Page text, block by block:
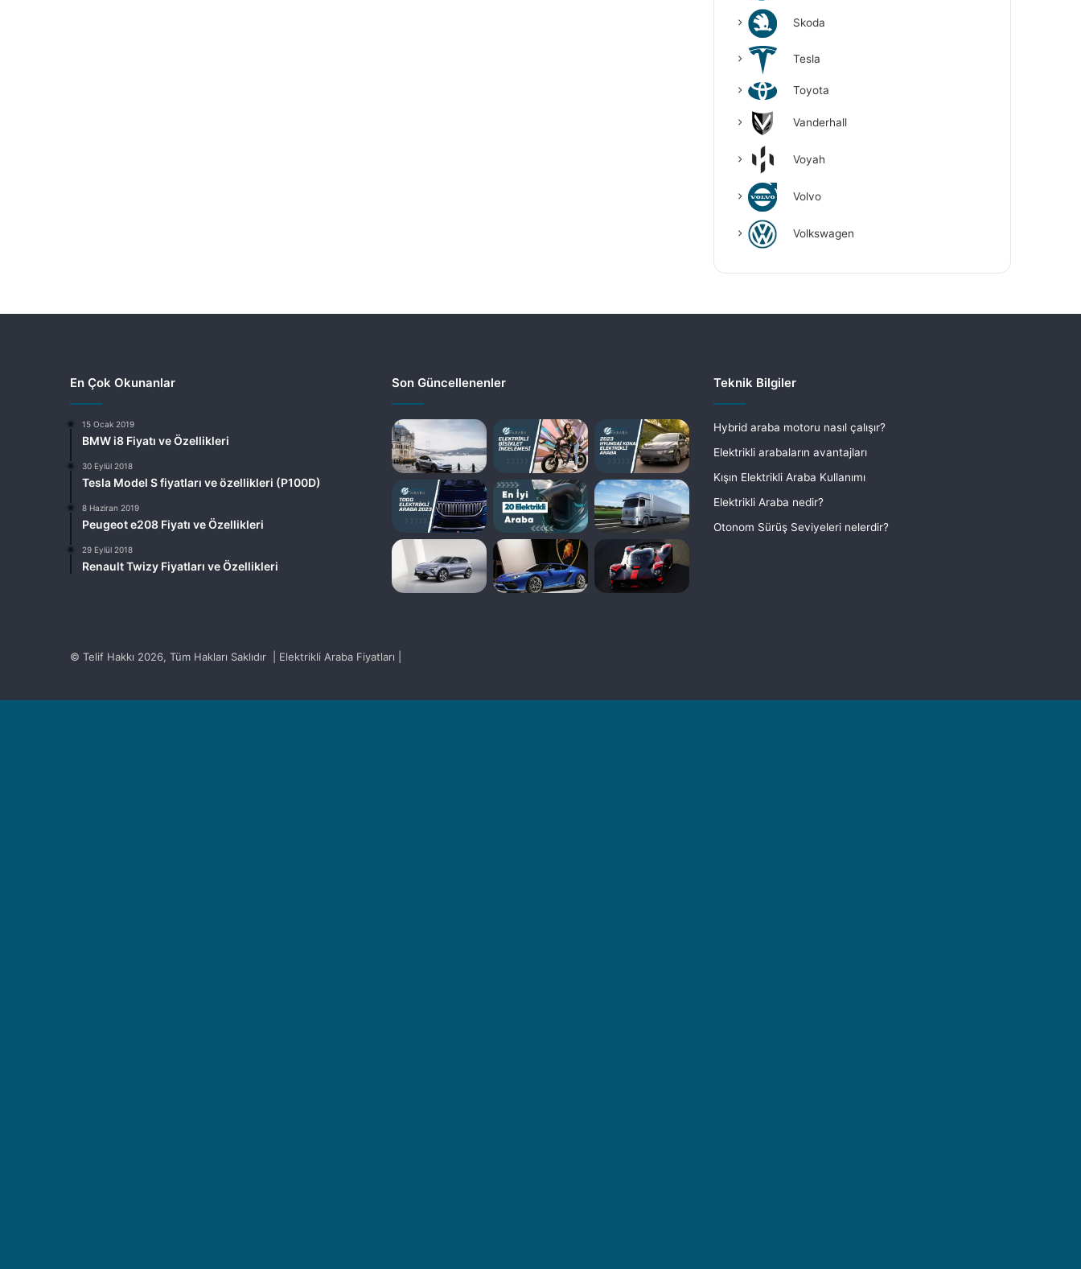
Skoda
Tesla
Toyota
Vanderhall
Voyah
Volvo
Volkswagen
En Çok Okunanlar
15 Ocak 2019
BMW i8 Fiyatı ve Özellikleri
30 Eylül 2018
Tesla Model S fiyatları ve özellikleri (P100D)
8 Haziran 2019
Peugeot e208 Fiyatı ve Özellikleri
29 Eylül 2018
Renault Twizy Fiyatları ve Özellikleri
Son Güncellenenler Teknik Bilgiler
Hybrid araba motoru nasıl çalışır?
Elektrikli arabaların avantajları
Kışın Elektrikli Araba Kullanımı
Elektrikli Araba nedir?
Otonom Sürüş Seviyeleri nelerdir?
© Telif Hakkı 2026, Tüm Hakları Saklıdır | Elektrikli Araba Fiyatları |